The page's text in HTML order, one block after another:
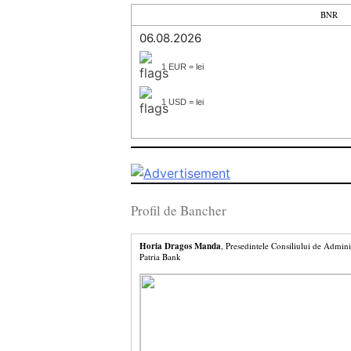
BNR
06.08.2026
1 EUR = lei
1 USD = lei
Profil de Bancher
Horia Dragos Manda, Presedintele Consiliului de
Patria Bank